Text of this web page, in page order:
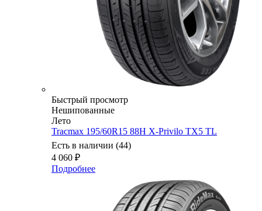
Быстрый просмотр
Нешипованные
Лето
Tracmax 195/60R15 88H X-Privilo TX5 TL
Есть в наличии (44)
4 060 ₽
Подробнее